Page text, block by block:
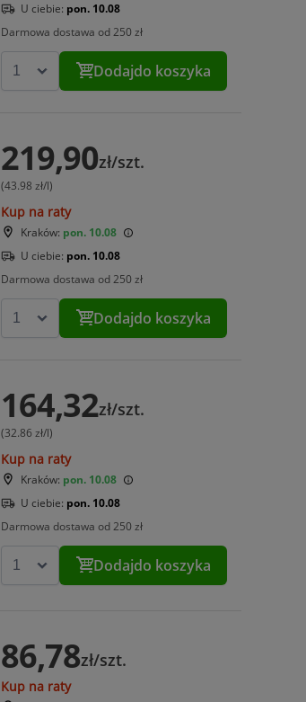
U ciebie: pon. 10.08
Darmowa dostawa od 250 zł
Dodajdo koszyka
219,90zł/szt.
(43.98 zł/l)
Kup na raty
Kraków: pon. 10.08
U ciebie: pon. 10.08
Darmowa dostawa od 250 zł
Dodajdo koszyka
164,32zł/szt.
(32.86 zł/l)
Kup na raty
Kraków: pon. 10.08
U ciebie: pon. 10.08
Darmowa dostawa od 250 zł
Dodajdo koszyka
86,78zł/szt.
Kup na raty